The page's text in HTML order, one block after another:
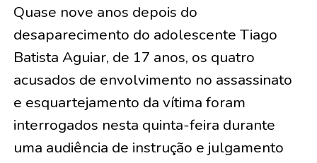
Quase nove anos depois do
desaparecimento do adolescente Tiago
Batista Aguiar, de 17 anos, os quatro
acusados de envolvimento no assassinato
e esquartejamento da vítima foram
interrogados nesta quinta-feira durante
uma audiência de instrução e julgamento